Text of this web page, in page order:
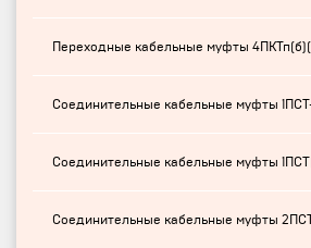
Переходные кабельные муфты
Соединительные кабельные муфты 1ПСТ-
Соединительные кабельные муфты
Соединительные кабельные муфты